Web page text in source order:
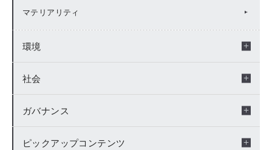
マテリアリティ
環境
環境トップ
環境マネジメント
脱炭素社会への貢献
社会
社会トップ
人財価値の向上
ガバナンス
ガバナンストップ
ピックアップコンテンツ